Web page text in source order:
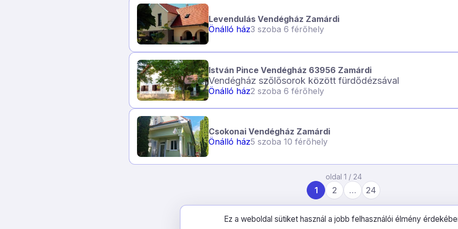
Levendulás Vendégház Zamárdi
Önálló ház3 szoba 6 férőhely
István Pince Vendégház 63956 Zamárdi
Vendégház szőlősorok között fürdődézsával
Önálló ház2 szoba 6 férőhely
Csokonai Vendégház Zamárdi
Önálló ház5 szoba 10 férőhely
oldal 1 / 24
1 2 … 24
Ez a weboldal sütiket használ a jobb felhasználói élmény